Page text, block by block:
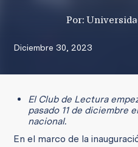
Por:
Diciembre 30, 2023
El Club de Lectura
pasado 11 de diciembre
nacional.
En el marco de la